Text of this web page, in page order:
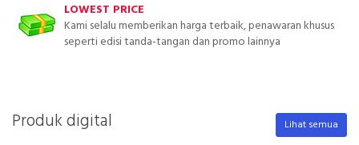
LOWEST PRICE
Kami selalu memberikan harga terbaik, penawaran khusus
seperti edisi tanda-tangan dan promo lainnya
Produk digital Lihat semua